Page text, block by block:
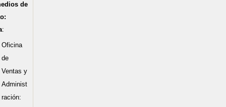
de
:
Oficina
de
Ventas y
Administ
ración: